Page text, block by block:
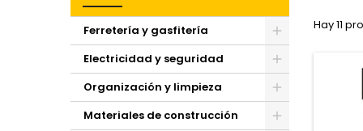
Ferretería y gasfitería
Electricidad y seguridad
Organización y limpieza
Materiales de construcción
Hay 11